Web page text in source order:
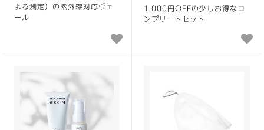
よる測定）の紫外線対応ヴェ
ール
1,000円OFFの少しお得なコ
ンプリートセット